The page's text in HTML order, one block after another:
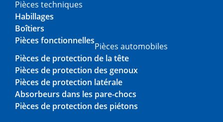
Pièces techniques
Habillages
Boîtiers
Pièces fonctionnelles
Pièces automobiles
Pièces de protection de la tête
Pièces de protection des genoux
Pièces de protection latérale
Absorbeurs dans les pare-chocs
Pièces de protection des piétons